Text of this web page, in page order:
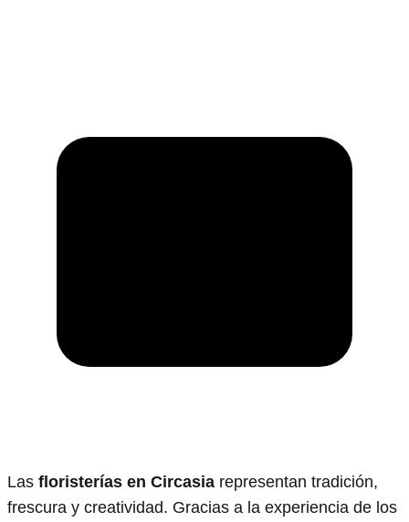
Las floristerías en Circasia representan tradición,
frescura y creatividad. Gracias a la experiencia de los